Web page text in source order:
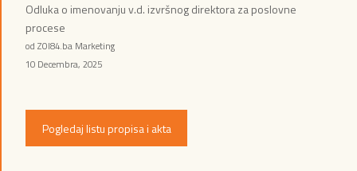
Odluka o imenovanju v.d. izvršnog direktora za poslovne
procese
od ZOI84.ba Marketing
10 Decembra, 2025
Pogledaj listu propisa i akta